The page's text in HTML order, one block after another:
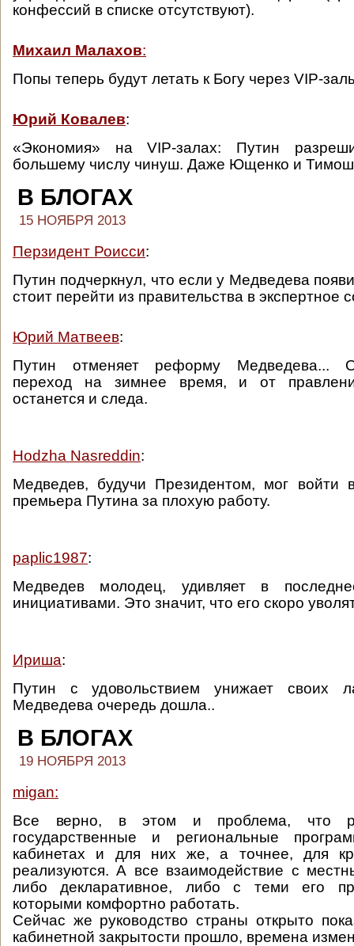
конфессий в списке отсутствуют).
Михаил Малахов:
Попы теперь будут летать к Богу через VIP-
Юрий Ковалев:
«Экономия» на VIP-залах: Путин
большему числу чинуш. Даже Ющенко и
В БЛОГАХ
15 НОЯБРЯ 2013
Перзидент Роисси:
Путин подчеркнул, что если у Медведева
стоит перейти из правительства в экспертное
Юрий Матвеев:
Путин отменяет реформу Медведева...
переход на зимнее время, и от
останется и следа.
Hodzha Nasreddin:
Медведев, будучи Президентом, мог войти
премьера Путина за плохую работу.
paplic1987:
Медведев молодец, удивляет в
инициативами. Это значит, что его скоро
Ириша:
Путин с удовольствием унижает своих
Медведева очередь дошла..
В БЛОГАХ
19 НОЯБРЯ 2013
migan:
Все верно, в этом и проблема, что
государственные и региональные
кабинетах и для них же, а точнее, для
реализуются. А все взаимодействие с
либо декларативное, либо с теми его
которыми комфортно работать.
Сейчас же руководство страны открыто
кабинетной закрытости прошло, времена